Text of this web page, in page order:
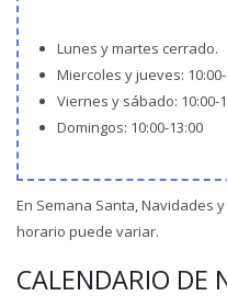
Lunes y martes cerrado.
Miercoles y jueves:
Viernes y sábado: 10:00-
Domingos: 10:00-13:00
En Semana Santa, Navidades
horario puede variar.
CALENDARIO DE